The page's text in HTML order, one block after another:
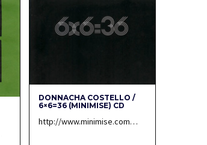
DONNACHA COSTELLO /
6×6=36 (MINIMISE) CD
http://www.minimise.com…